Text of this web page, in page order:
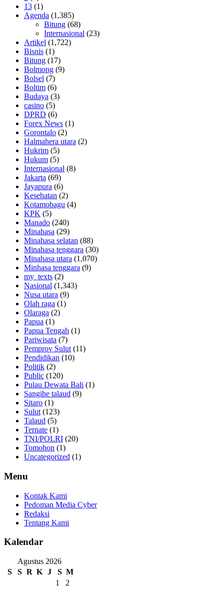
13 (1)
Agenda (1,385)
Bitung (68)
Internasional (23)
Artikel (1,722)
Bisnis (1)
Bitung (17)
Bolmong (9)
Bolsel (7)
Boltim (6)
Budaya (3)
casino (5)
DPRD (6)
Forex News (1)
Gorontalo (2)
Halmahera utara (2)
Hukrim (5)
Hukum (5)
Internasional (8)
Jakarta (69)
Jayapura (6)
Kesehatan (2)
Kotamobagu (4)
KPK (5)
Manado (240)
Minahasa (29)
Minahasa selatan (88)
Minahasa tenggara (30)
Minahasa utara (1,070)
Minhasa tenggara (9)
my_texts (2)
Nasional (1,343)
Nusa utara (9)
Olah raga (1)
Olaraga (2)
Papua (1)
Papua Tengah (1)
Pariwisata (7)
Pemprov Sulut (11)
Pendidikan (10)
Politik (2)
Public (120)
Pulau Dewata Bali (1)
Sangihe talaud (9)
Sitaro (1)
Sulut (123)
Talaud (5)
Ternate (1)
TNI/POLRI (20)
Tomohon (1)
Uncategorized (1)
Menu
Kontak Kami
Pedoman Media Cyber
Redaksi
Tentang Kami
Kalendar
Agustus 2026
S
S R K J S M
1
2